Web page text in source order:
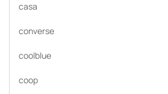
casa
converse
coolblue
coop